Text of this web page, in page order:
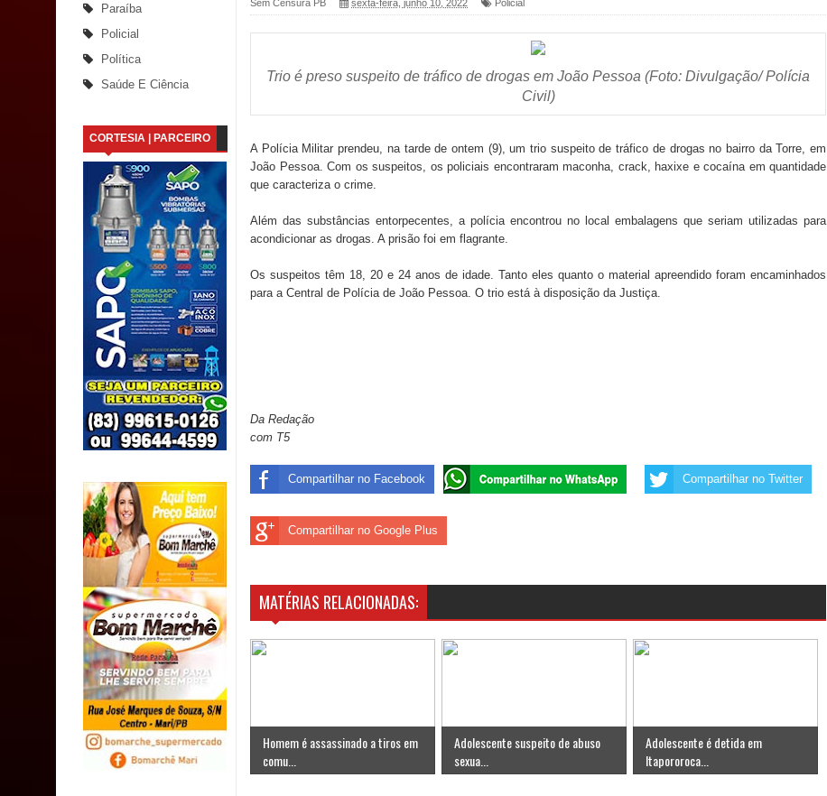
Saúde Bucal: Mais de 470 próteses dentárias já foram entregues pela Prefeitura de Sapé em 2026
Caldas Brandão: Tradicional Festa de Santana 2026 será neste sábado (25) e deve atrair grande público
Nota de pesar: Câmara de Marí lamenta a morte da ex-vereadora Neta do Sindicato
Prefeito Major Sidnei busca em Brasília recursos para nova Casa de Acolhida e CRAS de Sapé
Denise Ribeiro toma posse no Diretório Nacional do PDT durante Convenção em Brasília
Dois Gigantes da Poesia Paraibana inspiram a IV FEIRA LITERÁRIA DO BREJO em Guarabira
Vereador Davyd Matias reúne cerca de 200 lideranças em apoio à pré-candidatura de Denise Ribeiro à
Assembleia Legislativa
Mari marca presença no maior evento de saúde pública do planeta com foco na qualificação dos serviços do
SUS
MULUNGU: Servidora revela Perseguição na Gestão de Daniella Ribeiro e prática repudiável revolta
população
Caldas Brandão: IPMCB responde questionamentos da vereadora Rosângela e afirma que parcelamentos
são referentes a débitos históricos
Paraíba
Policial
Política
Saúde E Ciência
CORTESIA | PARCEIRO
Sem Censura PB sexta-feira, junho 10, 2022 Policial
Trio é preso suspeito de tráfico de drogas em João Pessoa (Foto: Divulgação/ Polícia
Civil)
A Polícia Militar prendeu, na tarde de ontem (9), um trio suspeito de tráfico de drogas no bairro da Torre, em
João Pessoa. Com os suspeitos, os policiais encontraram maconha, crack, haxixe e cocaína em quantidade
que caracteriza o crime.
Além das substâncias entorpecentes, a polícia encontrou no local embalagens que seriam utilizadas para
acondicionar as drogas. A prisão foi em flagrante.
Os suspeitos têm 18, 20 e 24 anos de idade. Tanto eles quanto o material apreendido foram encaminhados
para a Central de Polícia de João Pessoa. O trio está à disposição da Justiça.
Da Redação
com T5
Compartilhar no Facebook Compartilhar no Twitter
Compartilhar no Google Plus
MATÉRIAS RELACIONADAS:
Homem é assassinado a tiros em
comu...
Adolescente suspeito de abuso
sexua...
Adolescente é detida em
Itapororoca...